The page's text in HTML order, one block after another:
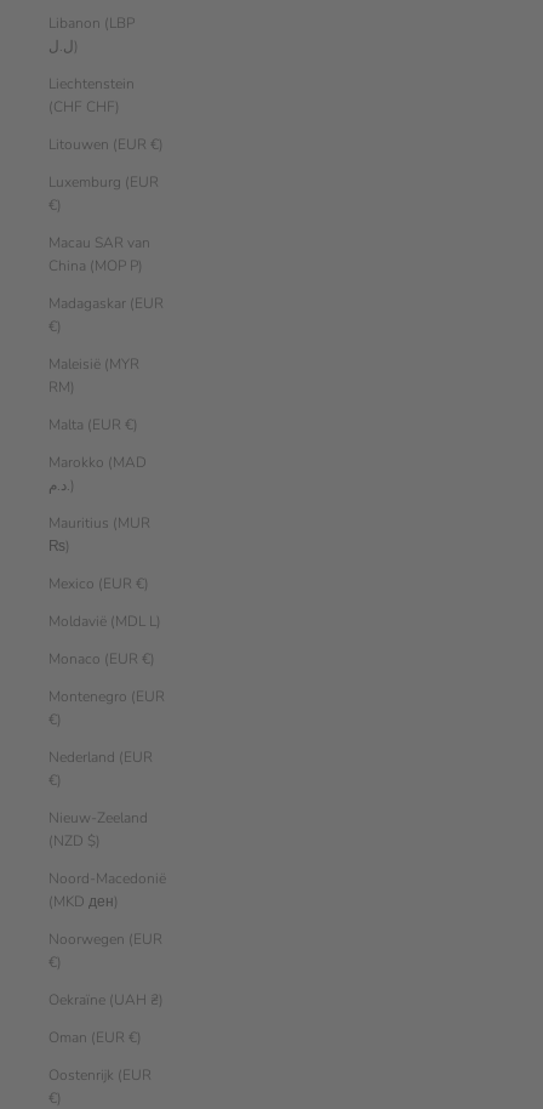
Libanon (LBP
ل.ل)
Liechtenstein
(CHF CHF)
Litouwen (EUR €)
Luxemburg (EUR
€)
Macau SAR van
China (MOP P)
Madagaskar (EUR
€)
Maleisië (MYR
RM)
Malta (EUR €)
Marokko (MAD
د.م.)
Mauritius (MUR
₨)
Mexico (EUR €)
Moldavië (MDL L)
Monaco (EUR €)
Montenegro (EUR
€)
Nederland (EUR
€)
Nieuw-Zeeland
(NZD $)
Noord-Macedonië
(MKD ден)
Noorwegen (EUR
€)
Oekraïne (UAH ₴)
Oman (EUR €)
Oostenrijk (EUR
€)